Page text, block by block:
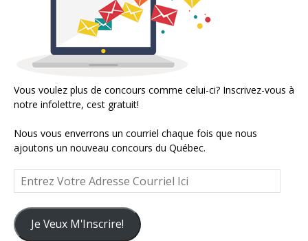
Vous voulez plus de concours comme celui-ci? Inscrivez-vous à
notre infolettre, cest gratuit!
Nous vous enverrons un courriel chaque fois que nous
ajoutons un nouveau concours du Québec.
Entrez
Votre
Adresse
Courriel
Ici
Je Veux M'Inscrire!